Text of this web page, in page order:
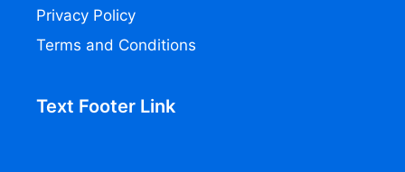
Privacy Policy
Terms and Conditions
Text Footer Link